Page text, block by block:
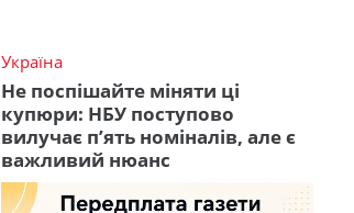
Україна
Не поспішайте міняти ці
купюри: НБУ поступово
вилучає п’ять номіналів, але є
важливий нюанс